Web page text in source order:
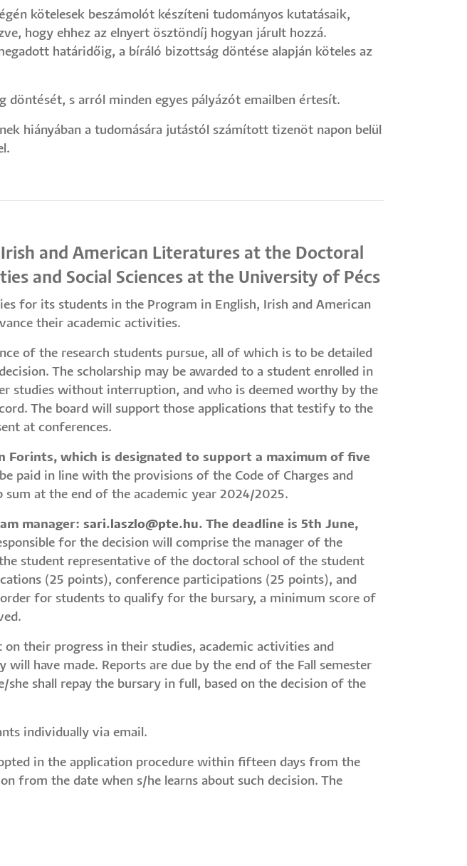
kötelesek beszámolót készíteni tudományos kutatásaik,
hogy ehhez az elnyert ösztöndíj hogyan járult hozzá.
határidőig, a bíráló bizottság döntése alapján köteles az
döntését, s arról minden egyes pályázót emailben értesít.
hiányában a tudomására jutástól számított tizenöt napon belül
and American Literatures at the Doctoral
and Social Sciences at the University of Pécs
for its students in the Program in English, Irish and American
their academic activities.
of the research students pursue, all of which is to be detailed
The scholarship may be awarded to a student enrolled in
studies without interruption, and who is deemed worthy by the
The board will support those applications that testify to the
at conferences.
which is designated to support a maximum of five
paid in line with the provisions of the Code of Charges and
at the end of the academic year 2024/2025.
manager: sari.laszlo@pte.hu. The deadline is 5th June,
for the decision will comprise the manager of the
student representative of the doctoral school of the student
(25 points), conference participations (25 points), and
for students to qualify for the bursary, a minimum score of
their progress in their studies, academic activities and
have made. Reports are due by the end of the Fall semester
shall repay the bursary in full, based on the decision of the
individually via email.
in the application procedure within fifteen days from the
from the date when s/he learns about such decision. The